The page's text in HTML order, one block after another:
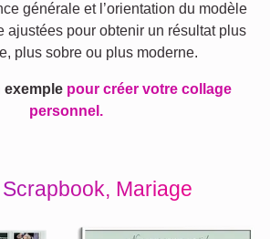
générale et l’orientation du modèle
ajustées pour obtenir un résultat plus
plus sobre ou plus moderne.
exemple pour créer votre collage
personnel.
Mariage